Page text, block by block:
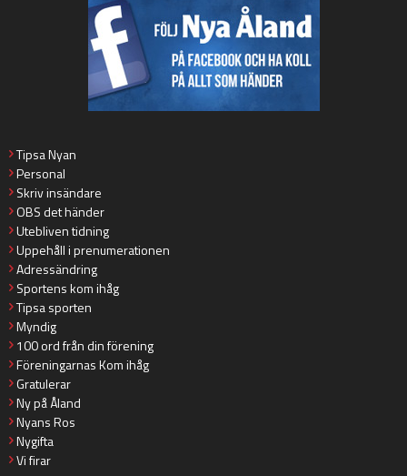
Tipsa Nyan
Personal
Skriv insändare
OBS det händer
Utebliven tidning
Uppehåll i prenumerationen
Adressändring
Sportens kom ihåg
Tipsa sporten
Myndig
100 ord från din förening
Föreningarnas Kom ihåg
Gratulerar
Ny på Åland
Nyans Ros
Nygifta
Vi firar